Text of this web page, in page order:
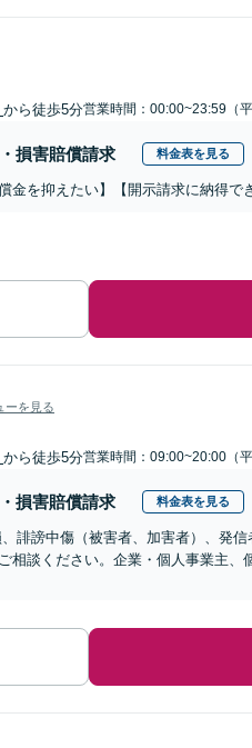
から徒歩5分営業時間：00:00~23:59（平
損害賠償請求 料金表を見る
金を抑えたい】【開示請求に納得で
ーを見る
から徒歩5分営業時間：09:00~20:00（平
損害賠償請求 料金表を見る
、誹謗中傷（被害者、加害者）、発
相談ください。企業・個人事業主